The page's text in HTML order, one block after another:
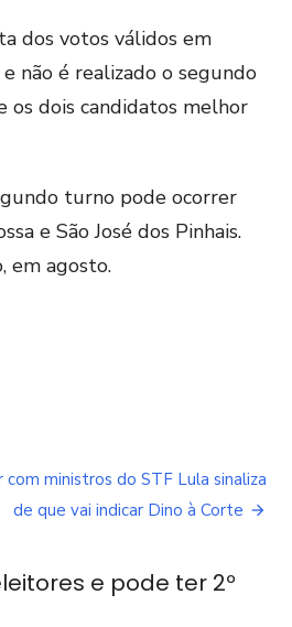
dos votos válidos em
não é realizado o segundo
os dois candidatos melhor
turno pode ocorrer
e São José dos Pinhais.
em agosto.
com ministros do STF Lula sinaliza
de que vai indicar Dino à Corte
e pode ter 2º